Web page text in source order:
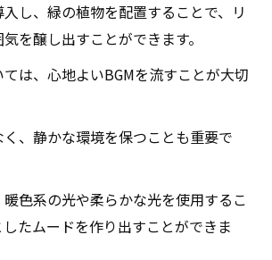
し、緑の植物を配置することで、リ
を醸し出すことができます。
は、心地よいBGMを流すことが大切
、静かな環境を保つことも重要で
色系の光や柔らかな光を使用するこ
たムードを作り出すことができま